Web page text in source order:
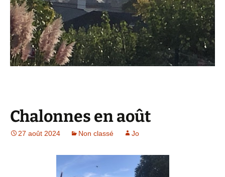
Chalonnes en août
27 août 2024 Non classé Jo